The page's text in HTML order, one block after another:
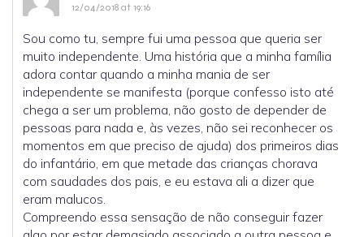
12/04/2018 at 19:16
Sou como tu, sempre fui uma pessoa que queria ser
muito independente. Uma história que a minha família
adora contar quando a minha mania de ser
independente se manifesta (porque confesso isto até
chega a ser um problema, não gosto de depender de
pessoas para nada e, às vezes, não sei reconhecer os
momentos em que preciso de ajuda) dos primeiros dias
do infantário, em que metade das crianças chorava
com saudades dos pais, e eu estava ali a dizer que
eram malucos.
Compreendo essa sensação de não conseguir fazer